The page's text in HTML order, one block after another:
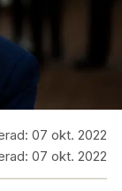
07 okt. 2022
07 okt. 2022